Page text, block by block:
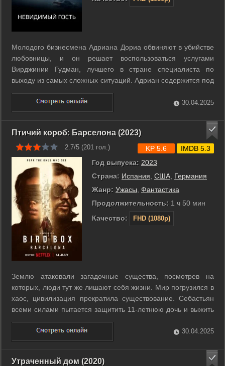
Молодого бизнесмена Адриана Дориа обвиняют в убийстве
любовницы, и он решает воспользоваться услугами
Вирджинии Гудман, лучшего в стране специалиста по
выходу из самых сложных ситуаций. Адриан содержится под
домашним арестом, а завтра состоится судебное
заседание, поэтому вечером к нему приходит Вирджиния,
чтобы придумать наилучшую стратегию ...
30.04.2025
Птичий короб: Барселона (2023)
2.7/5 (201 гол.)
Год выпуска: 2023
Страна: Испания США Германия
Жанр: Ужасы Фантастика
Продолжительность: 1 ч 50 мин
Качество:
FHD (1080p)
KP 5.6 IMDB 5.3
Землю атаковали загадочные существа, посмотрев на
которых, люди тут же лишают себя жизни. Мир погрузился в
хаос, цивилизация прекратила существование. Себастьян
всеми силами пытается защитить 11-летнюю дочь и выжить
в новой реальности, путешествуя по полуразрушенным
улицам Барселоны, где куда большую опасность
представляют так называемые видящие - ...
30.04.2025
Утраченный дом (2020)